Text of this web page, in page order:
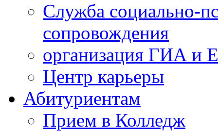
Служба социально-
сопровождения
организация ГИА и
Центр карьеры
Абитуриентам
Прием в Колледж